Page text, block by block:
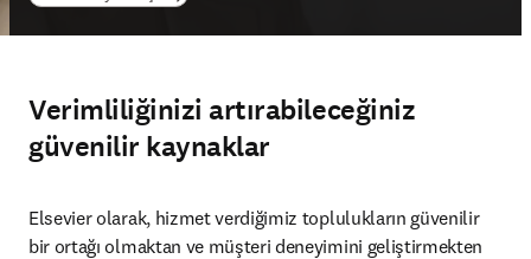
Verimliliğinizi artırabileceğiniz
güvenilir kaynaklar
Elsevier olarak, hizmet verdiğimiz toplulukların güvenilir
bir ortağı olmaktan ve müşteri deneyimini geliştirmekten